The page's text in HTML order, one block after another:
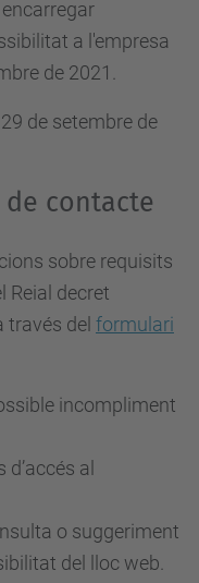
a l'empresa
de 2021.
de setembre de
contacte
sobre requisits
Reial decret
través del formulari
incompliment
al
o suggeriment
del lloc web.